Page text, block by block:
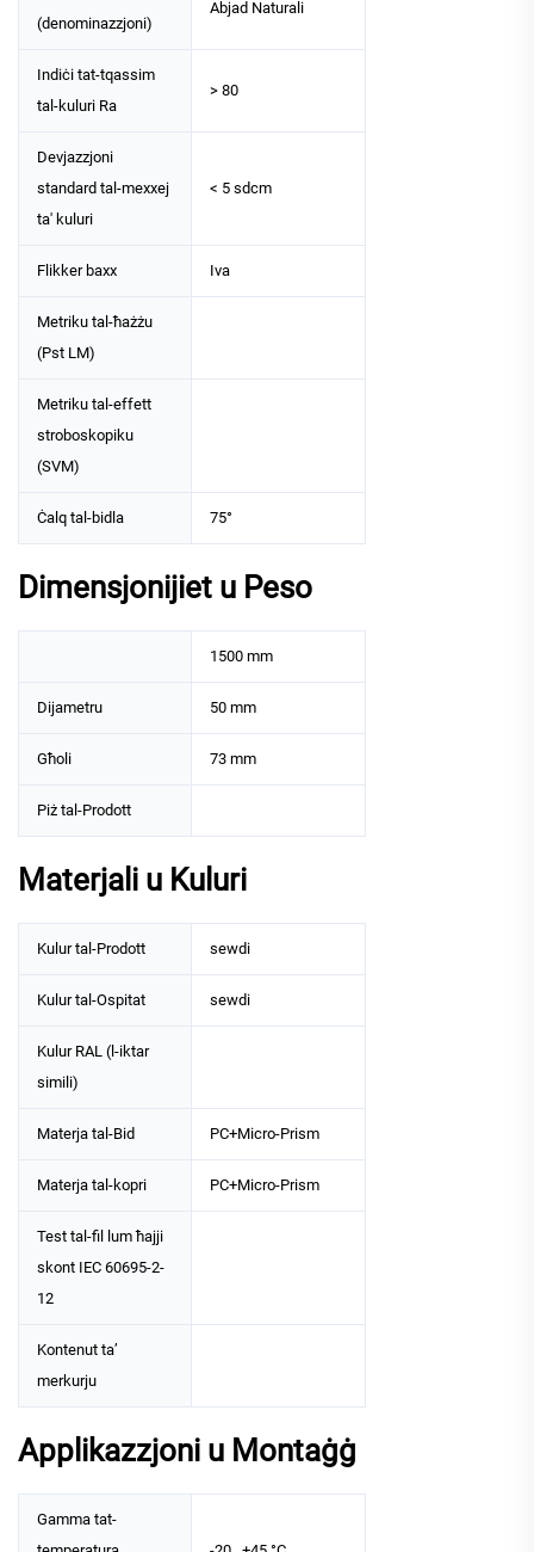
(denominazzjoni)
Abjad Naturali
Indiċi tat-tqassim
tal-kuluri Ra
> 80
Devjazzjoni
standard tal-mexxej
ta' kuluri
< 5 sdcm
Flikker baxx Iva
Metriku tal-ħażżu
(Pst LM)
Metriku tal-effett
stroboskopiku
(SVM)
Ċalq tal-bidla 75°
Dimensjonijiet u Peso
1500 mm
Dijametru 50 mm
Għoli 73 mm
Piż tal-Prodott
Materjali u Kuluri
Kulur tal-Prodott sewdi
Kulur tal-Ospitat sewdi
Kulur RAL (l-iktar
simili)
Materja tal-Bid PC+Micro-Prism
Materja tal-kopri PC+Micro-Prism
Test tal-fil lum ħajji
skont IEC 60695-2-
12
Kontenut ta’
merkurju
Applikazzjoni u Montaġġ
Gamma tat-